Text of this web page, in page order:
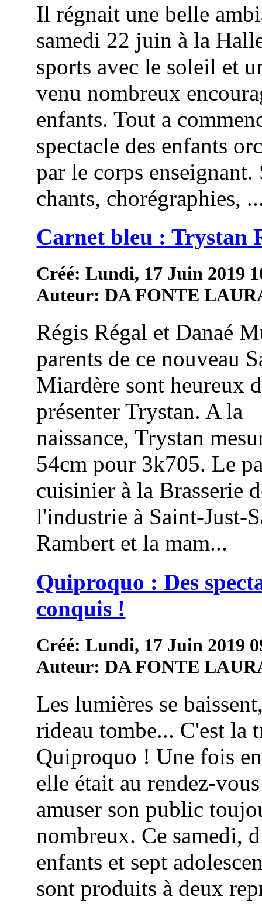
Il régnait une belle
samedi 22 juin à la
sports avec le soleil et
venu nombreux
enfants. Tout a
spectacle des enfants
par le corps enseignant.
chants, chorégraphies,
Carnet bleu : Trystan
Créé: Lundi, 17 Juin 2019
Auteur: DA FONTE
Régis Régal et Danaé
parents de ce nouveau
Miardère sont heureux
présenter Trystan. A la
naissance, Trystan
54cm pour 3k705. Le
cuisinier à la Brasserie
l'industrie à Saint-Just-
Rambert et la mam...
Quiproquo : Des
conquis !
Créé: Lundi, 17 Juin 2019
Auteur: DA FONTE
Les lumières se
rideau tombe... C'est la
Quiproquo ! Une fois
elle était au rendez-
amuser son public
nombreux. Ce samedi,
enfants et sept
sont produits à deux